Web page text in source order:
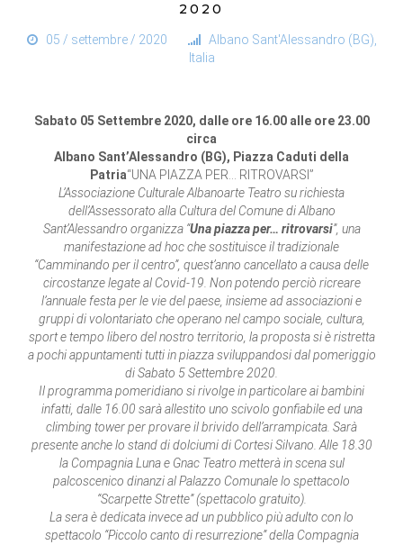
2020
05 / settembre / 2020
Albano Sant'Alessandro (BG),
Italia
Sabato 05 Settembre 2020, dalle ore 16.00 alle ore 23.00
circa
Albano Sant’Alessandro (BG), Piazza Caduti della
Patria“UNA PIAZZA PER… RITROVARSI”
L’Associazione Culturale Albanoarte Teatro su richiesta
dell’Assessorato alla Cultura del Comune di Albano
Sant’Alessandro organizza “Una piazza per… ritrovarsi”, una
manifestazione ad hoc che sostituisce il tradizionale
“Camminando per il centro”, quest’anno cancellato a causa delle
circostanze legate al Covid-19. Non potendo perciò ricreare
l’annuale festa per le vie del paese, insieme ad associazioni e
gruppi di volontariato che operano nel campo sociale, cultura,
sport e tempo libero del nostro territorio, la proposta si è ristretta
a pochi appuntamenti tutti in piazza sviluppandosi dal pomeriggio
di Sabato 5 Settembre 2020.
Il programma pomeridiano si rivolge in particolare ai bambini
infatti, dalle 16.00 sarà allestito uno scivolo gonfiabile ed una
climbing tower per provare il brivido dell’arrampicata. Sarà
presente anche lo stand di dolciumi di Cortesi Silvano. Alle 18.30
la Compagnia Luna e Gnac Teatro metterà in scena sul
palcoscenico dinanzi al Palazzo Comunale lo spettacolo
“Scarpette Strette” (spettacolo gratuito).
La sera è dedicata invece ad un pubblico più adulto con lo
spettacolo “Piccolo canto di resurrezione” della Compagnia